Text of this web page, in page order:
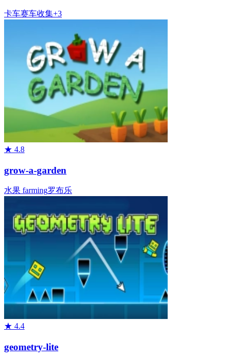
卡车赛车收集+3
★ 4.8
grow-a-garden
水果 farming罗布乐
★ 4.4
geometry-lite